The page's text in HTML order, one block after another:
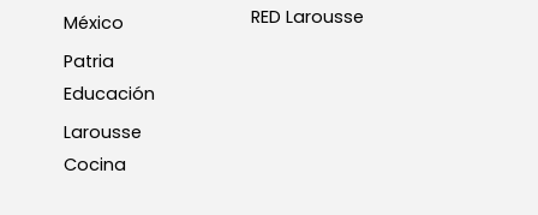
México
Patria
Educación
Larousse
Cocina
RED Larousse